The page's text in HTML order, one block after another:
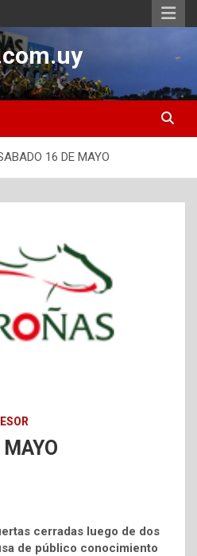
16 DE MAYO
cerradas luego de dos
de público conocimiento